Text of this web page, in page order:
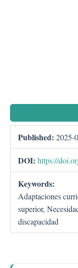
Published: 2025-
DOI: https://
Keywords:
Adaptaciones
superior,
discapacidad